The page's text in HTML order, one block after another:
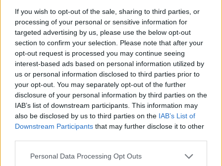
If you wish to opt-out of the sale, sharing to third parties, or
processing of your personal or sensitive information for
targeted advertising by us, please use the below opt-out
section to confirm your selection. Please note that after your
opt-out request is processed you may continue seeing
interest-based ads based on personal information utilized by
us or personal information disclosed to third parties prior to
your opt-out. You may separately opt-out of the further
disclosure of your personal information by third parties on the
IAB’s list of downstream participants. This information may
also be disclosed by us to third parties on the IAB’s List of
Downstream Participants that may further disclose it to other
Personal Data Processing Opt Outs
ELLECI SRL 0-1 milioni Sustinente
AGRICOLA
Sustinente
ANDREA NEGRINI Sustinente
SQUASSABIA
GIOVANNI